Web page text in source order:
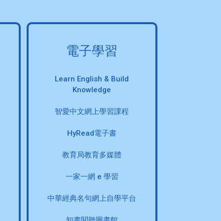
電子學習
Learn English & Build
Knowledge
智愛中文網上學習課程
HyRead電子書
教育局教育多媒體
一家一網 e 學習
中華經典名句網上自學平台